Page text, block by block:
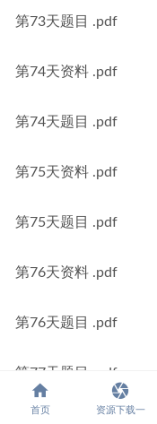
第73天题目 .pdf
第74天资料 .pdf
第74天题目 .pdf
第75天资料 .pdf
第75天题目 .pdf
第76天资料 .pdf
第76天题目 .pdf
第77天题目 .pdf
首页 资源下载一